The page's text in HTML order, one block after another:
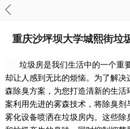
重庆沙坪坝大学城熙街垃
垃圾房是我们生活中的一个重
却让人感到无比的烦恼。为了解决
森除臭方案，为您打造清新的生活
案利用先进的雾森技术，将除臭剂
雾化设备喷洒在垃圾房内。这些除